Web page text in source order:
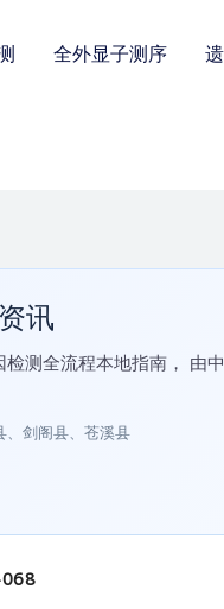
全外显子测序
讯
测全流程本地指南， 由
、剑阁县、苍溪县